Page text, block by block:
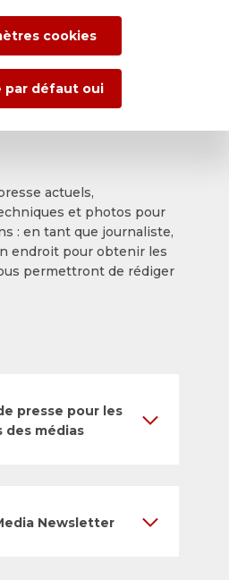
pour les
et les
de
actuels,
et photos pour
: en tant que journaliste,
endroit pour obtenir les
permettront de rédiger
presse pour les
des médias
Newsletter
cookies
par défaut oui